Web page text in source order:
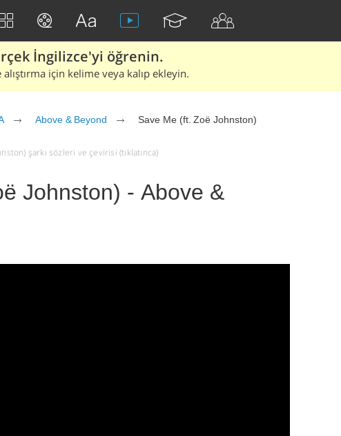
İngilizce'yi öğrenin.
için kelime veya kalıp ekleyin.
Above & Beyond Save Me (ft. Zoë Johnston)
şarkı sözleri ve çevirisi (tıklatınca)
Johnston) - Above &